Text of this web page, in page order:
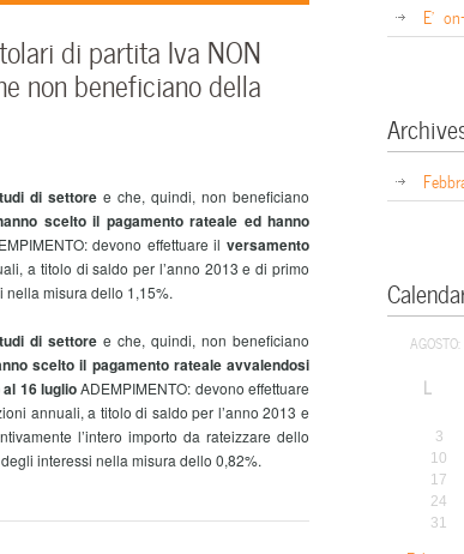
di partita Iva NON
non beneficiano della
di settore e che, quindi, non beneficiano
scelto il pagamento rateale ed hanno
devono effettuare ilversamento
a titolo di saldo per l’anno 2013 e di primo
nella misura dello 1,15%.
di settore e che, quindi, non beneficiano
scelto il pagamento rateale avvalendosi
16 luglioADEMPIMENTO: devono effettuare
annuali, a titolo di saldo per l’anno 2013 e
l’intero importo da rateizzare dello
interessi nella misura dello 0,82%.
E’
L
3
10
17
24
31